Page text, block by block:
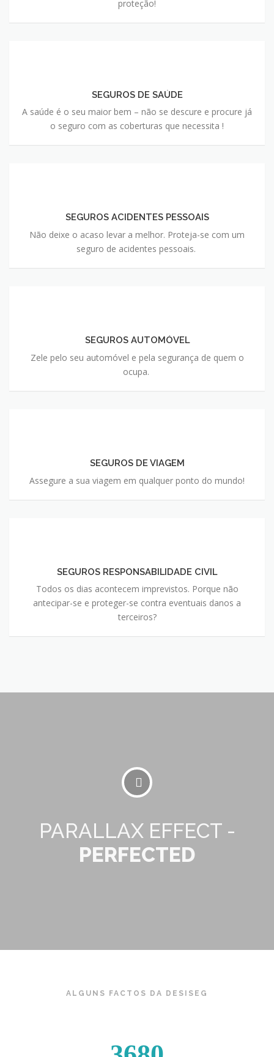
proteção!
SEGUROS DE SAÚDE
A saúde é o seu maior bem – não se descure e procure já
o seguro com as coberturas que necessita !
SEGUROS ACIDENTES PESSOAIS
Não deixe o acaso levar a melhor. Proteja-se com um
seguro de acidentes pessoais.
SEGUROS AUTOMÓVEL
Zele pelo seu automóvel e pela segurança de quem o
ocupa.
SEGUROS DE VIAGEM
Assegure a sua viagem em qualquer ponto do mundo!
SEGUROS RESPONSABILIDADE CIVIL
Todos os dias acontecem imprevistos. Porque não
antecipar-se e proteger-se contra eventuais danos a
terceiros?
PARALLAX EFFECT -
PERFECTED
ALGUNS FACTOS DA DESISEG